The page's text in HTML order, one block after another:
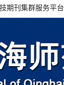
期刊集群服务平台